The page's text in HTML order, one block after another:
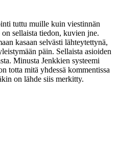
tuttu muille kuin viestinnän
sellaista tiedon, kuvien jne.
kasaan selvästi lähteytettynä,
päin. Sellaista asioiden
Minusta Jenkkien systeemi
totta mitä yhdessä kommentissa
on lähde siis merkitty.